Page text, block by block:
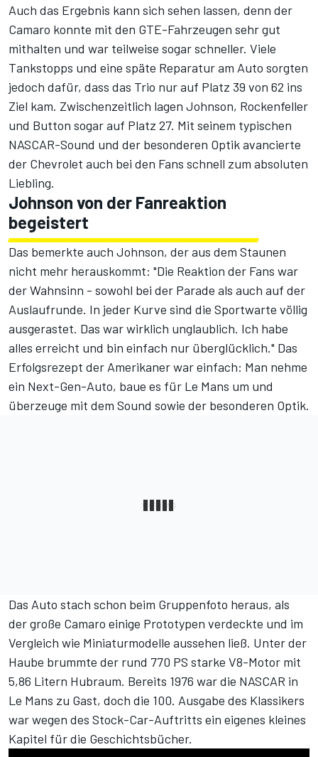
Auch das Ergebnis kann sich sehen lassen, denn der
Camaro konnte mit den GTE-Fahrzeugen sehr gut
mithalten und war teilweise sogar schneller. Viele
Tankstopps und eine späte Reparatur am Auto sorgten
jedoch dafür, dass das Trio nur auf Platz 39 von 62 ins
Ziel kam. Zwischenzeitlich lagen Johnson, Rockenfeller
und Button sogar auf Platz 27. Mit seinem typischen
NASCAR-Sound und der besonderen Optik avancierte
der Chevrolet auch bei den Fans schnell zum absoluten
Liebling.
Johnson von der Fanreaktion
begeistert
Das bemerkte auch Johnson, der aus dem Staunen
nicht mehr herauskommt: "Die Reaktion der Fans war
der Wahnsinn - sowohl bei der Parade als auch auf der
Auslaufrunde. In jeder Kurve sind die Sportwarte völlig
ausgerastet. Das war wirklich unglaublich. Ich habe
alles erreicht und bin einfach nur überglücklich." Das
Erfolgsrezept der Amerikaner war einfach: Man nehme
ein Next-Gen-Auto, baue es für Le Mans um und
überzeuge mit dem Sound sowie der besonderen Optik.
Das Auto stach schon beim Gruppenfoto heraus, als
der große Camaro einige Prototypen verdeckte und im
Vergleich wie Miniaturmodelle aussehen ließ. Unter der
Haube brummte der rund 770 PS starke V8-Motor mit
5,86 Litern Hubraum. Bereits 1976 war die NASCAR in
Le Mans zu Gast, doch die 100. Ausgabe des Klassikers
war wegen des Stock-Car-Auftritts ein eigenes kleines
Kapitel für die Geschichtsbücher.